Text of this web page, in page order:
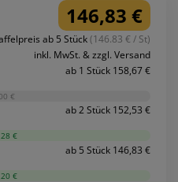
146,83 €
ab 5 Stück(146.83 € / St)
inkl. MwSt. & zzgl. Versand
ab 1 Stück 158,67 €
€
ab 2 Stück 152,53 €
€
ab 5 Stück 146,83 €
€